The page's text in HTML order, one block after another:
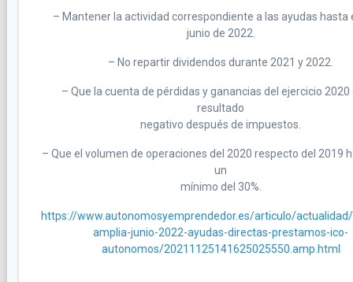
– Mantener la actividad correspondiente a las ayudas hasta
junio de 2022.
– No repartir dividendos durante 2021 y 2022.
– Que la cuenta de pérdidas y ganancias del ejercicio 2020
resultado
negativo después de impuestos.
– Que el volumen de operaciones del 2020 respecto del 2019
un
mínimo del 30%.
https://www.autonomosyemprendedor.es/articulo/
amplia-junio-2022-ayudas-directas-prestamos-ico-
autonomos/20211125141625025550.amp.html